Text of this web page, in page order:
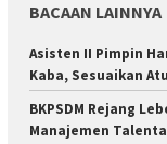
BACAAN LAINNYA
Asisten II Pimpin
Kaba, Sesuaikan
BKPSDM Rejang
Manajemen Talenta